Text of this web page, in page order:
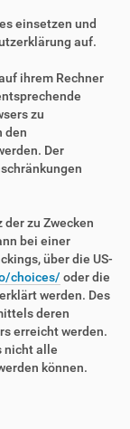
einsetzen und
auf.
ihrem Rechner
zu
den
Der
zu Zwecken
bei einer
über die US-
choices/ oder die
erklärt werden. Des
deren
erreicht werden.
nicht alle
können.